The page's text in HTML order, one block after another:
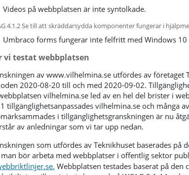
Videos på webbplatsen är inte syntolkade.
4.1.2 Se till att skräddarsydda komponenter fungerar i
Umbraco forms fungerar inte felfritt med Windows
vi testat webbplatsen
av www.vilhelmina.se utfördes av företaget
2020-08-20 till och med 2020-09-02.
vilhelmina.se led av en hel del brister i
tillgänglighetsanpassades vilhelmina.se och många
i tillgänglighetsgranskningen är nu
av anledningar som vi tar upp nedan.
som utfördes av Teknikhuset baserades på
bör arbeta med webbplatser i offentlig sektor
Webbplatsen testades baserat på den